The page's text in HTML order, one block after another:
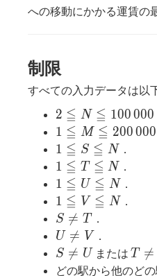
への移動にかかる運賃の
制限
すべての入力データは以
2 \leqq
N \leqq
100\,000
2 ≦ N ≦ 100000
1 \leqq
M \leqq
200\,000
1 ≦ M ≦ 200000
1
\leqq
S
\leqq
N
1 ≦ S ≦ N．
1
\leqq
T
\leqq
N
1 ≦ T ≦ N ．
1
\leqq
U
\leqq
N
1 ≦ U ≦ N．
1
\leqq
V
\leqq
N
1 ≦ V ≦ N．
S
\neq
T
S 
= T ．
U
\neq
V
U 
= V ．
S
\neq
S 
= Uまたは T
\neq
T 
=
どの駅から他のど